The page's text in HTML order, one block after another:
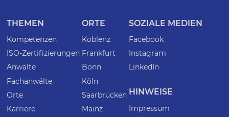
THEMEN
Kompetenzen
ISO-Zertifizierungen
Anwälte
Fachanwälte
Orte
Karriere
ORTE
Koblenz
Frankfurt
Bonn
Köln
Saarbrücken
Mainz
SOZIALE MEDIEN
Facebook
Instagram
LinkedIn
HINWEISE
Impressum